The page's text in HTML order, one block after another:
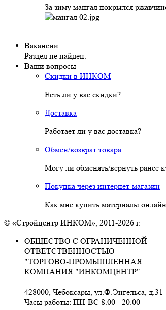
За зиму мангал покрылся
Вакансии
Раздел не найден.
Ваши вопросы
Скидки в ИНКОМ
Есть ли у вас скидки?
Доставка
Работает ли у вас доставка?
Обмен/возврат товара
Могу ли обменять/вернуть ранее
Покупка через интернет-магазин
Как мне купить материалы
© «Стройцентр ИНКОМ», 2011-2026 г.
ОБЩЕСТВО С ОГРАНИЧЕННОЙ
ОТВЕТСТВЕННОСТЬЮ
"ТОРГОВО-ПРОМЫШЛЕННАЯ
КОМПАНИЯ "ИНКОМЦЕНТР"
428000, Чебоксары, ул.Ф.Энгельса, д.31
Часы работы: ПН-ВС 8.00 - 20.00